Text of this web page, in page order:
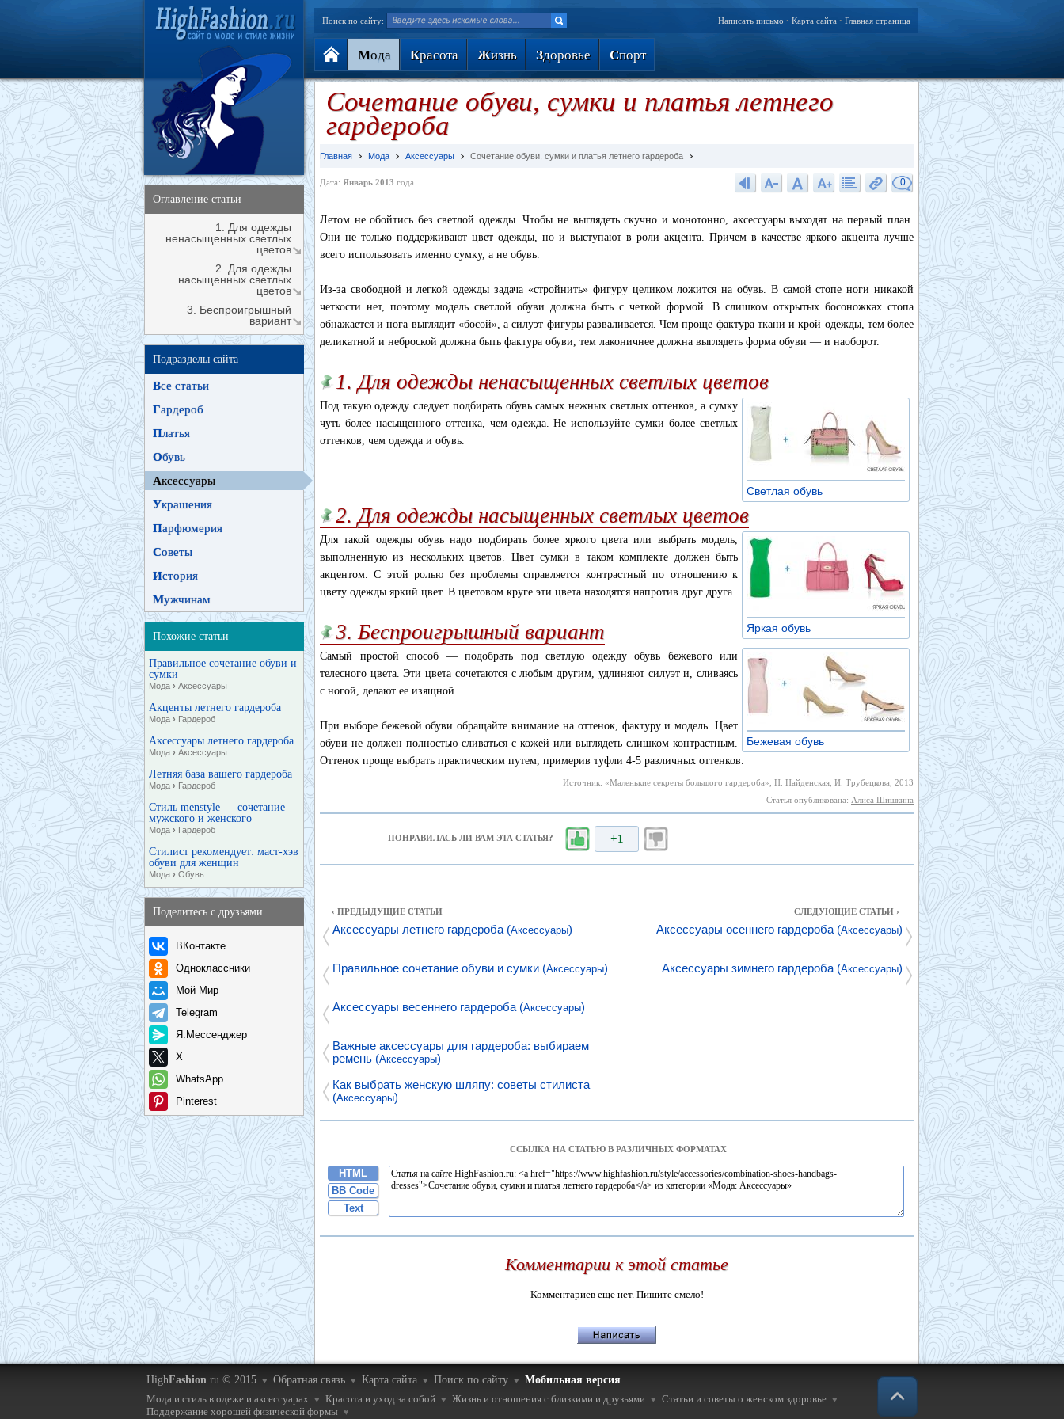
Поиск по сайту: Написать письмо • Карта сайта • Главная страница
Мода Красота Жизнь Здоровье Спорт
Оглавление статьи
1. Для одежды
ненасыщенных светлых
цветов
2. Для одежды
насыщенных светлых
цветов
3. Беспроигрышный
вариант
Подразделы сайта
Все статьи
Гардероб
Платья
Обувь
Аксессуары
Украшения
Парфюмерия
Советы
История
Мужчинам
Похожие статьи
Правильное сочетание обуви и
сумки
Мода › Аксессуары
Акценты летнего гардероба
Мода › Гардероб
Аксессуары летнего гардероба
Мода › Аксессуары
Летняя база вашего гардероба
Мода › Гардероб
Стиль menstyle — сочетание
мужского и женского
Мода › Гардероб
Стилист рекомендует: маст-хэв
обуви для женщин
Мода › Обувь
Поделитесь с друзьями
ВКонтакте
Одноклассники
Мой Мир
Telegram
Я.Мессенджер
X
WhatsApp
Pinterest
Сочетание обуви, сумки и платья летнего
гардероба
Главная Мода Аксессуары Сочетание обуви, сумки и платья летнего гардероба
Дата: Январь 2013 года 0
Летом не обойтись без светлой одежды. Чтобы не выглядеть скучно и монотонно, аксессуары выходят на первый план.
Они не только поддерживают цвет одежды, но и выступают в роли акцента. Причем в качестве яркого акцента лучше
всего использовать именно сумку, а не обувь.
Из-за свободной и легкой одежды задача «стройнить» фигуру целиком ложится на обувь. В самой стопе ноги никакой
четкости нет, поэтому модель светлой обуви должна быть с четкой формой. В слишком открытых босоножках стопа
обнажается и нога выглядит «босой», а силуэт фигуры разваливается. Чем проще фактура ткани и крой одежды, тем более
деликатной и неброской должна быть фактура обуви, тем лаконичнее должна выглядеть форма обуви — и наоборот.
1. Для одежды ненасыщенных светлых цветов
Светлая обувь
Под такую одежду следует подбирать обувь самых нежных светлых оттенков, а сумку
чуть более насыщенного оттенка, чем одежда. Не используйте сумки более светлых
оттенков, чем одежда и обувь.
2. Для одежды насыщенных светлых цветов
Яркая обувь
Для такой одежды обувь надо подбирать более яркого цвета или выбрать модель,
выполненную из нескольких цветов. Цвет сумки в таком комплекте должен быть
акцентом. С этой ролью без проблемы справляется контрастный по отношению к
цвету одежды яркий цвет. В цветовом круге эти цвета находятся напротив друг друга.
3. Беспроигрышный вариант
Бежевая обувь
Самый простой способ — подобрать под светлую одежду обувь бежевого или
телесного цвета. Эти цвета сочетаются с любым другим, удлиняют силуэт и, сливаясь
с ногой, делают ее изящной.
При выборе бежевой обуви обращайте внимание на оттенок, фактуру и модель. Цвет
обуви не должен полностью сливаться с кожей или выглядеть слишком контрастным.
Оттенок проще выбрать практическим путем, примерив туфли 4-5 различных оттенков.
Источник: «Маленькие секреты большого гардероба», Н. Найденская, И. Трубецкова, 2013
Статья опубликована: Алиса Шишкина
ПОНРАВИЛАСЬ ЛИ ВАМ ЭТА СТАТЬЯ? +1
‹ ПРЕДЫДУЩИЕ СТАТЬИ
Аксессуары летнего гардероба (Аксессуары)
Правильное сочетание обуви и сумки (Аксессуары)
Аксессуары весеннего гардероба (Аксессуары)
Важные аксессуары для гардероба: выбираем
ремень (Аксессуары)
Как выбрать женскую шляпу: советы стилиста
(Аксессуары)
СЛЕДУЮЩИЕ СТАТЬИ ›
Аксессуары осеннего гардероба (Аксессуары)
Аксессуары зимнего гардероба (Аксессуары)
ССЫЛКА НА СТАТЬЮ В РАЗЛИЧНЫХ ФОРМАТАХ
HTML
BB Code
Text
Комментарии к этой статье
Комментариев еще нет. Пишите смело!
HighFashion.ru © 2015 ♥ Обратная связь ♥ Карта сайта ♥ Поиск по сайту ♥
Мобильная версия
Мода и стиль в одеже и аксессуарах
♥ Красота и уход за собой ♥ Жизнь и отношения с близкими и друзьями ♥ Статьи и советы о женском здоровье ♥
Поддержание хорошей физической формы ♥